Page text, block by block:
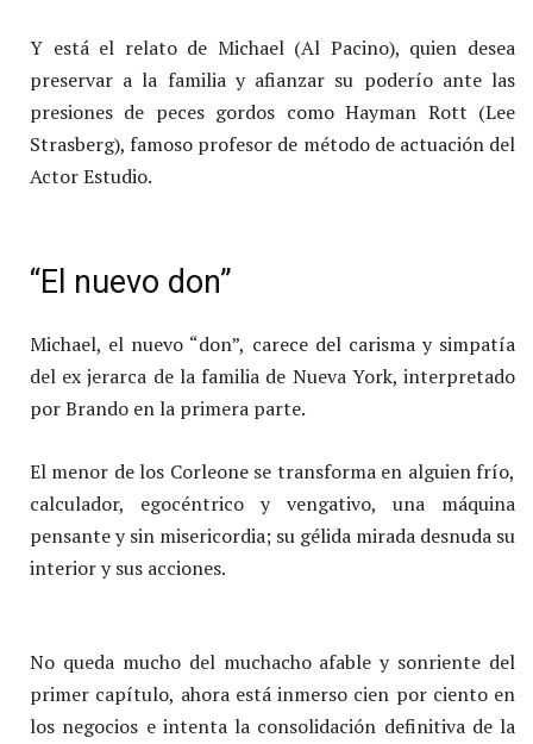
Y está el relato de Michael (Al Pacino), quien desea
preservar a la familia y afianzar su poderío ante las
presiones de peces gordos como Hayman Rott (Lee
Strasberg), famoso profesor de método de actuación del
Actor Estudio.
“El nuevo don”
Michael, el nuevo “don”, carece del carisma y simpatía
del ex jerarca de la familia de Nueva York, interpretado
por Brando en la primera parte.
El menor de los Corleone se transforma en alguien frío,
calculador, egocéntrico y vengativo, una máquina
pensante y sin misericordia; su gélida mirada desnuda su
interior y sus acciones.
No queda mucho del muchacho afable y sonriente del
primer capítulo, ahora está inmerso cien por ciento en
los negocios e intenta la consolidación definitiva de la